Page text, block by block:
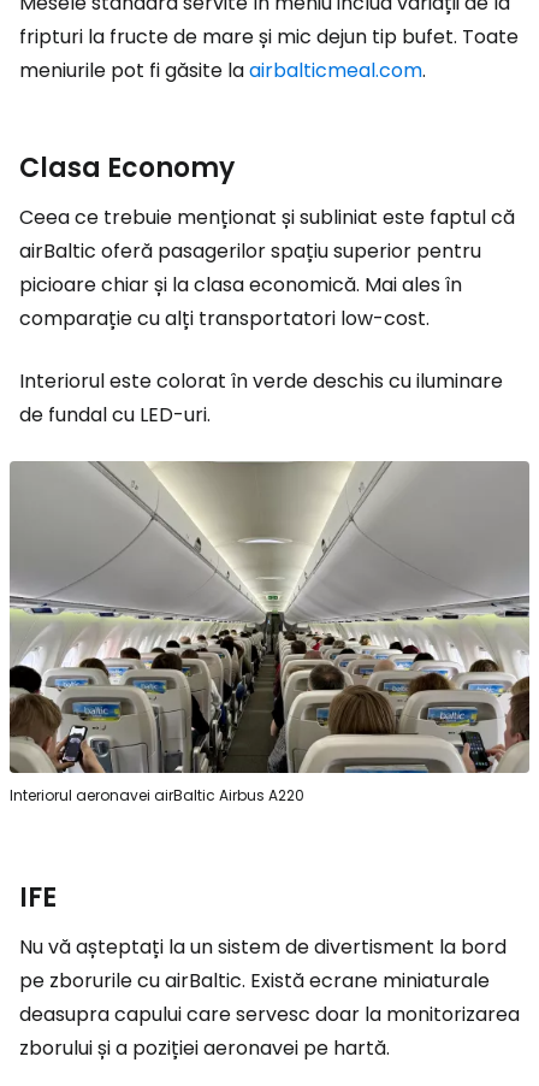
fripturi la fructe de mare și mic dejun tip bufet. Toate
meniurile pot fi găsite laairbalticmeal.com.
Clasa Economy
Ceea ce trebuie menționat și subliniat este faptul că
airBaltic oferă pasagerilor spațiu superior pentru
picioare chiar și la clasa economică. Mai ales în
comparație cu alți transportatori low-cost.
Interiorul este colorat în verde deschis cu iluminare
de fundal cu LED-uri.
Interiorul aeronavei airBaltic Airbus A220
IFE
Nu vă așteptați la un sistem de divertisment la bord
pe zborurile cu airBaltic. Există ecrane miniaturale
deasupra capului care servesc doar la monitorizarea
zborului și a poziției aeronavei pe hartă.